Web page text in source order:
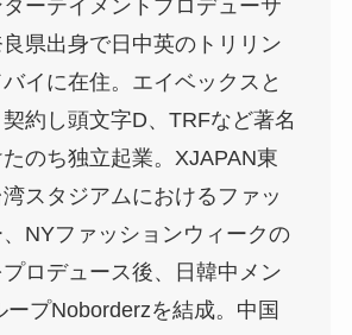
ーテイメントプロデューサ
県出身で日中英のトリリン
イに在住。エイベックスと
約し頭文字D、TRFなど著名
のち独立起業。XJAPAN東
スタジアムにおけるファッ
NYファッションウィークの
ロデュース後、日韓中メン
ープNoborderzを結成。中国